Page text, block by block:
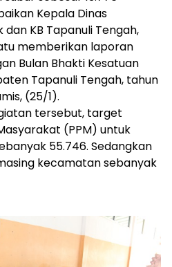
Kepala Dinas
KB Tapanuli Tengah,
memberikan laporan
Bulan Bhakti Kesatuan
Tapanuli Tengah, tahun
(25/1).
tersebut, target
(PPM) untuk
55.746. Sedangkan
kecamatan sebanyak